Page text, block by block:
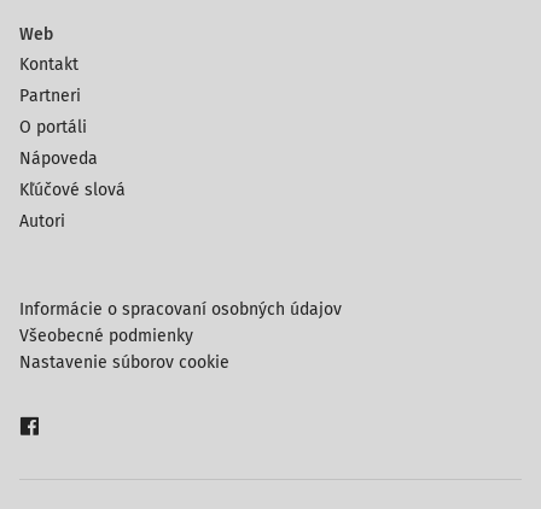
Web
Kontakt
Partneri
O portáli
Nápoveda
Kľúčové slová
Autori
Informácie o spracovaní osobných údajov
Všeobecné podmienky
Nastavenie súborov cookie